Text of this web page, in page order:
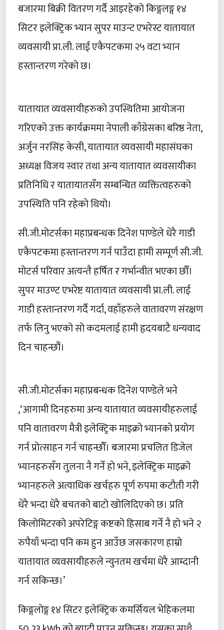
बजारमा बिक्री वितरण गर्दै आइरहेको किङ्गलङ्ग १४
सिटर इलेक्ट्रिक भ्यान सुपर माउन्ट एभरेस्ट यातायात
व्यवसायी प्रा.ली. लाई एकैपटकमा २५ वटा भ्यान
हस्तान्तरण गरेको छ।
यातायात व्यवसायीहरुको उपस्थितिमा आयोजना
गरिएको उक्त कार्यक्रममा नेपाली काँग्रेसका बरिष्ठ नेता,
अर्जुन नरसिंह केसी, यातायात व्यवसायी महासंघका
अध्यक्ष विजय स्वार तथा अन्य यातायात व्यवसायीका
प्रतिनिधि र यातायातसँग सम्बन्धित व्यक्तित्वहरुको
उपस्थिति पनि रहेको थियो।
सी.जी.मोटर्सका महाप्रबन्धक दिनेश पाण्डेले धेरै गाडी
एकैपटकमा हस्तान्तरण गर्न पाउँदा हामी सम्पूर्ण सी.जी.
मोटर्स परिवार अत्यन्तै हर्षित र गर्भान्वीत भएका छौँ।
सुपर माउण्ट एभरेष्ट यातायात व्यवसायी प्रा.ली. लाई
गाडी हस्तान्तरण गर्दै गर्दा, वहाँहरुले वातावरण संरक्षण
तर्फ लिनु भएको सो कदमलाई हामी हृदयबाटै धन्यवाद
दिन चाहन्छौं।
सी.जी.मोटर्सका महाप्रबन्धक दिनेश पाण्डेले भने
,‘आगामी दिनहरुमा अन्य यातायात व्यवसायीहरुलाई
पनि वातावरण मैत्री इलेक्ट्रिक माइक्रो भ्यानको प्रयोग
गर्न प्रोत्साहन गर्न चाहन्छौँ। बजारमा प्रचलित डिजेल
भ्यानहरुसँग तुलना नै गर्ने हो भने, इलेक्ट्रिक माइक्रो
भ्यानहरुले अत्याधिक खर्चहरु पूर्ण रुपमा कटौती गरी
धेरै भन्दा धेरै बचतको बाटो खोलिदिएको छ। प्रति
किलोमिटरको अपरेटिङ्ग कष्टको हिसाब गर्ने नै हो भने २
रुपैयाँ भन्दा पनि कम हुन आउँछ जसकारण हाम्रो
यातायात व्यवसायीहरुले न्युनतम खर्चमा धेरै आम्दानी
गर्न सकिन्छ।’
किङ्गलोङ्ग १४ सिटर इलेक्ट्रिक कमर्सियल भेहिकलमा